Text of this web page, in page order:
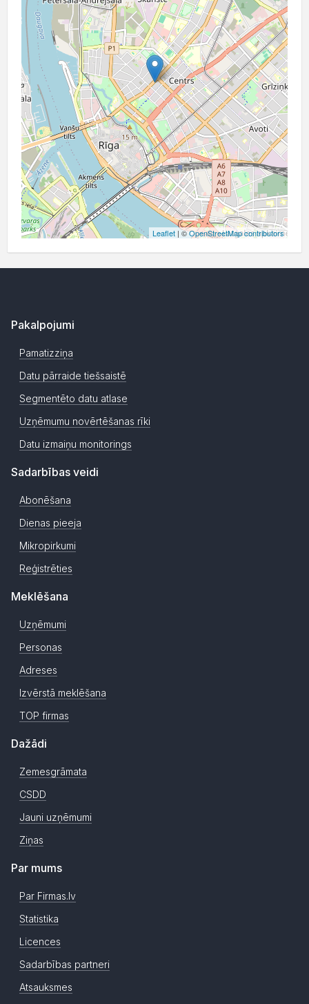
Leaflet | ©OpenStreetMap contributors
Pakalpojumi
Pamatizziņa
Datu pārraide tiešsaistē
Segmentēto datu atlase
Uzņēmumu novērtēšanas rīki
Datu izmaiņu monitorings
Sadarbības veidi
Abonēšana
Dienas pieeja
Mikropirkumi
Reģistrēties
Meklēšana
Uzņēmumi
Personas
Adreses
Izvērstā meklēšana
TOP firmas
Dažādi
Zemesgrāmata
CSDD
Jauni uzņēmumi
Ziņas
Par mums
Par Firmas.lv
Statistika
Licences
Sadarbības partneri
Atsauksmes